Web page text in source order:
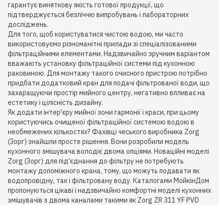
гарантує виняткову якість готової продукції, що
підтверджується безліччю випробувань і лабораторних
досліджень.
Для того, щоб користуватися чистою водою, ми часто
використовуємо різноманітні прилади зі спеціалізованими
фільтраційними елементами. Надзвичайно зручним варіантом
вважають установку фільтраційної системи під кухонною
раковиною. Для монтажу такого очисного пристрою потрібно
придбати додатковий кран для подачі фільтрованої води, що
захаращуючи простір мийного центру, негативно впливає на
естетику і цілісність дизайну.
Як додати інтер'єру мийної зони гармонії і краси, при цьому
користуючись очищеної фільтраційної системою водою в
необмежених кількостях? Фахівці чеського виробника Zorg
(Зорг) знайшли просте рішення. Вони розробили модель
кухонного змішувача володіє двома опціями. Новаційні моделі
Zorg (Зорг) для під'єднання до фільтру не потребують
монтажу допоміжного крана, тому, що можуть подавати як
водопровідну, так і фільтровану воду. Каталогами МойкінДом
пропонуються цікаві і надзвичайно комфортні моделі кухонних
змішувачів з двома каналами такими як Zorg ZR 311 YF PVD